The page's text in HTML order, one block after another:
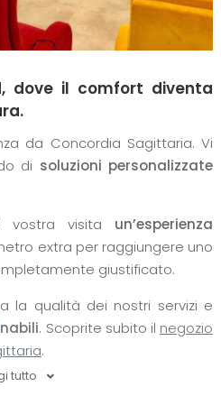
dove il comfort diventa
da Concordia Sagittaria. Vi
di soluzioni personalizzate
vostra visita un’esperienza
extra per raggiungere uno
giustificato.
la qualità dei nostri servizi e
. Scoprite subito il negozio
.
tutto